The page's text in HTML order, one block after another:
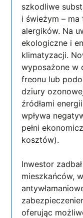
szkodliwe
i świeżym –
alergików. Na
ekologiczne i
klimatyzacji.
wyposażone w
freonu lub
dziury
źródłami
wpływa
pełni
kosztów).
Inwestor
mieszkańców,
oferując